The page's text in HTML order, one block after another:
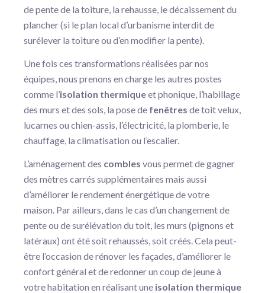
de pente de la toiture, la rehausse, le décaissement du
plancher (si le plan local d’urbanisme interdit de
surélever la toiture ou d’en modifier la pente).
Une fois ces transformations réalisées par nos
équipes, nous prenons en charge les autres postes
comme l’isolation thermiqueet phonique, l’habillage
des murs et des sols, la pose de fenêtres de toit velux,
lucarnes ou chien-assis, l’électricité, la plomberie, le
chauffage, la climatisation ou l’escalier.
L’aménagement des combles vous permet de gagner
des mètres carrés supplémentaires mais aussi
d’améliorer le rendement énergétique de votre
maison. Par ailleurs, dans le cas d’un changement de
pente ou de surélévation du toit, les murs (pignons et
latéraux) ont été soit rehaussés, soit créés. Cela peut-
être l’occasion de rénover les façades, d’améliorer le
confort général et de redonner un coup de jeune à
votre habitation en réalisant une isolation thermique